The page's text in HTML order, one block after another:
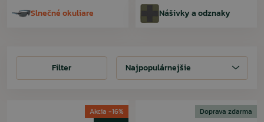
Slnečné okuliare Nášivky a odznaky
FilterFilter Najpopulárnejšie
Akcia -16%
Doprava zdarma